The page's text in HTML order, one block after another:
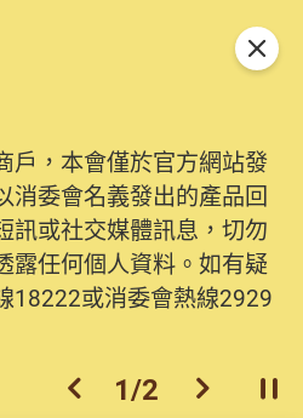
戶，本會僅於官方網站發
消委會名義發出的產品回
訊或社交媒體訊息，切勿
露任何個人資料。如有疑
18222或消委會熱線2929
上一個
1/2 下一個開
關閉